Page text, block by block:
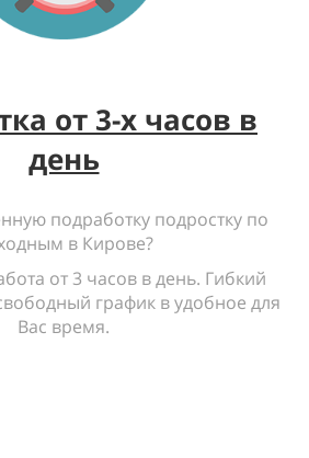
от 3-х часов в
день
подработку подростку по
в Кирове?
от 3 часов в день. Гибкий
график в удобное для
Вас время.